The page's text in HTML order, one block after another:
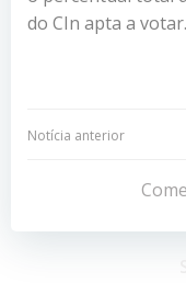
do CIn apta a votar.
Post
Notícia anterior